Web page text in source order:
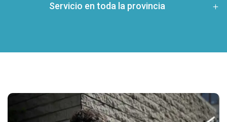
Servicio en toda la provincia